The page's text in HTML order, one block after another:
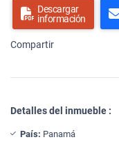
Descargar
información
Compartir
Detalles del inmueble :
País: Panamá